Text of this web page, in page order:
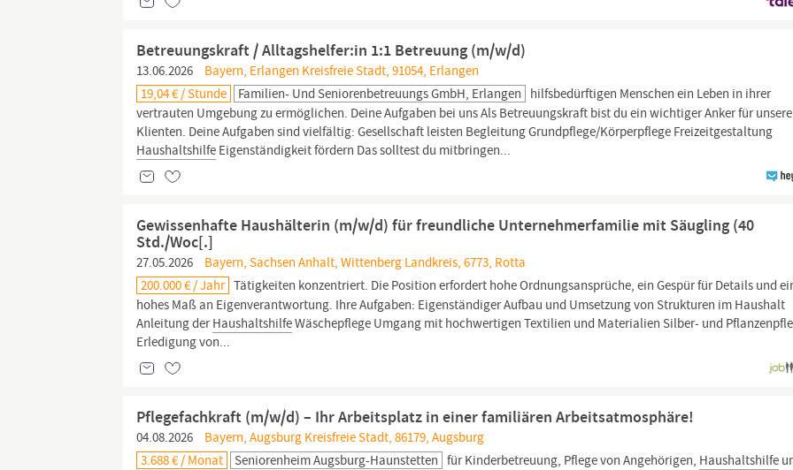
Betreuungskraft / Alltagshelfer:in 1:1 Betreuung (m/w/d)
13.06.2026
Bayern, Erlangen Kreisfreie Stadt, 91054, Erlangen
19,04 € / Stunde
Familien- Und Seniorenbetreuungs GmbH, Erlangen hilfsbedürftigen Menschen ein Leben in ihrer
vertrauten Umgebung zu ermöglichen. Deine Aufgaben bei uns Als Betreuungskraft bist du ein wichtiger Anker für unsere
Klienten. Deine Aufgaben sind vielfältig: Gesellschaft leisten Begleitung Grundpflege/Körperpflege Freizeitgestaltung
Haushaltshilfe Eigenständigkeit fördern Das solltest du mitbringen...
Gewissenhafte Haushälterin (m/w/d) für freundliche Unternehmerfamilie mit Säugling (40
Std./Woc[.]
27.05.2026
Bayern, Sachsen Anhalt, Wittenberg Landkreis, 6773, Rotta
200.000 € / Jahr Tätigkeiten konzentriert. Die Position erfordert hohe Ordnungsansprüche, ein Gespür für Details und
hohes Maß an Eigenverantwortung. Ihre Aufgaben: Eigenständiger Aufbau und Umsetzung von Strukturen im Haushalt
Anleitung derHaushaltshilfeWäschepflege Umgang mit hochwertigen Textilien und Materialien Silber- und
Erledigung von...
Pflegefachkraft (m/w/d) – Ihr Arbeitsplatz in einer familiären Arbeitsatmosphäre!
04.08.2026
Bayern, Augsburg Kreisfreie Stadt, 86179, Augsburg
3.688 € / Monat
Seniorenheim Augsburg-Haunstetten für Kinderbetreuung, Pflege von Angehörigen, Haushaltshilfe